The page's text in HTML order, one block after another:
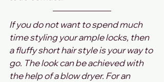
If you do not want to spend much
time styling your ample locks, then
a fluffy short hair style is your way to
go. The look can be achieved with
the help of a blow dryer. For an